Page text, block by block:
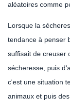
aléatoires comme
Lorsque la
tendance à penser
suffisait de creuser
sécheresse, puis
c'est une situation
animaux et puis